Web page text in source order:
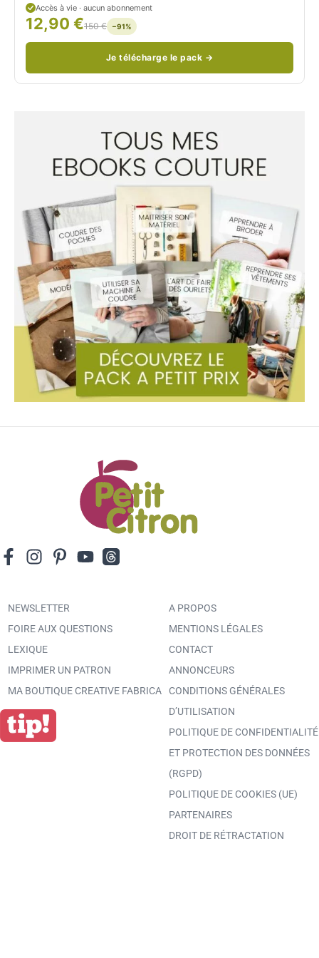
/
Accès à vie · aucun abonnement
12,90 €150 € −91%
Je télécharge le pack →
NEWSLETTER
FOIRE AUX QUESTIONS
LEXIQUE
IMPRIMER UN PATRON
MA BOUTIQUE CREATIVE FABRICA
A PROPOS
MENTIONS LÉGALES
CONTACT
ANNONCEURS
CONDITIONS GÉNÉRALES
D’UTILISATION
POLITIQUE DE CONFIDENTIALITÉ
ET PROTECTION DES DONNÉES
(RGPD)
POLITIQUE DE COOKIES (UE)
PARTENAIRES
DROIT DE RÉTRACTATION